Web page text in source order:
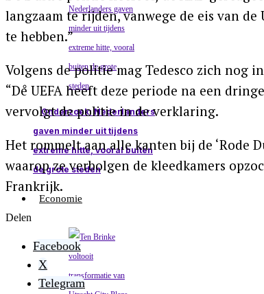
Onderzoek: Nederlanders
gaven minder uit tijdens
extreme hitte, vooral buiten
de grote steden
Economie
langzaam te rijden, vanwege de eis van
te hebben.”
Volgens de politie mag Tedesco zich nog
“De UEFA heeft deze periode na een
vervolgt de politie in de verklaring.
Het rommelt aan alle kanten bij de ‘Rode
waarop ze verbolgen de kleedkamers
Frankrijk.
Delen
Facebook
X
Telegram